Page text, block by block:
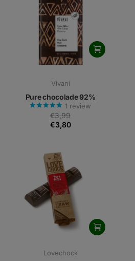
Vivani
Pure chocolade 92%
1 review
€3,99
€3,80
Lovechock